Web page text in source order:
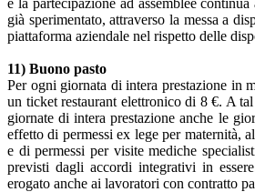
già sperimentato, attraverso la messa a
piattaforma aziendale nel rispetto delle
11) Buono pasto
Per ogni giornata di intera prestazione in
un ticket restaurant elettronico di 8 €. A
giornate di intera prestazione anche le
effetto di permessi ex lege per maternità,
e di permessi per visite mediche
previsti dagli accordi integrativi in
erogato anche ai lavoratori con contratto